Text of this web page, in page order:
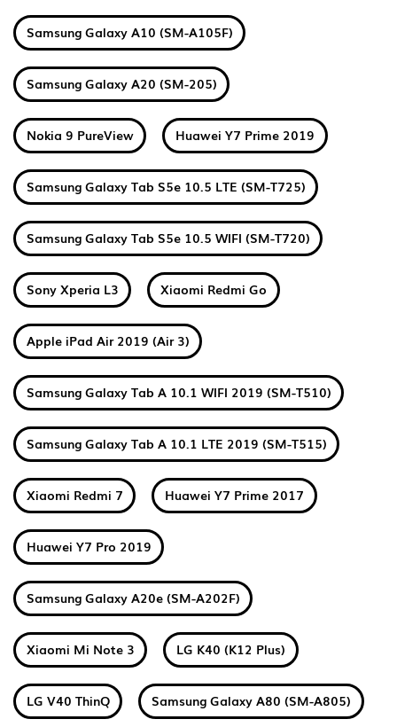
Samsung Galaxy A10 (SM-A105F)
Samsung Galaxy A20 (SM-205)
Nokia 9 PureView Huawei Y7 Prime 2019
Samsung Galaxy Tab S5e 10.5 LTE (SM-T725)
Samsung Galaxy Tab S5e 10.5 WIFI (SM-T720)
Sony Xperia L3 Xiaomi Redmi Go
Apple iPad Air 2019 (Air 3)
Samsung Galaxy Tab A 10.1 WIFI 2019 (SM-T510)
Samsung Galaxy Tab A 10.1 LTE 2019 (SM-T515)
Xiaomi Redmi 7 Huawei Y7 Prime 2017
Huawei Y7 Pro 2019
Samsung Galaxy A20e (SM-A202F)
Xiaomi Mi Note 3 LG K40 (K12 Plus)
LG V40 ThinQ Samsung Galaxy A80 (SM-A805)